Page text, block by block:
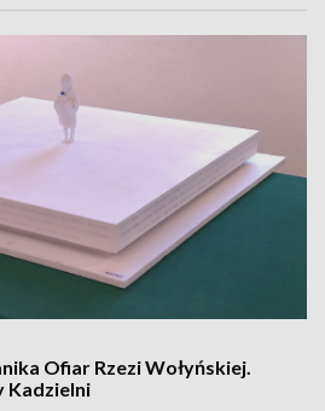
Ofiar Rzezi Wołyńskiej.
Kadzielni